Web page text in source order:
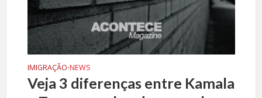
IMIGRAÇÃO•NEWS
Veja 3 diferenças entre Kamala